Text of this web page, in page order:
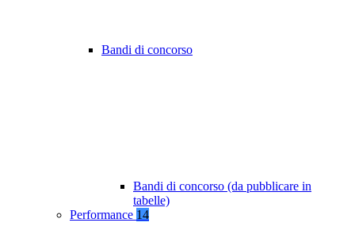
Bandi di concorso
Bandi di concorso (da pubblicare in
tabelle)
Performance 14